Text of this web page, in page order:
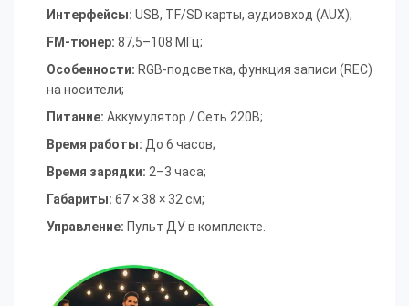
Интерфейсы: USB, TF/SD карты, аудиовход (AUX);
FM-тюнер: 87,5–108 МГц;
Особенности: RGB-подсветка, функция записи (REC)
на носители;
Питание: Аккумулятор / Сеть 220В;
Время работы: До 6 часов;
Время зарядки: 2–3 часа;
Габариты: 67 × 38 × 32 см;
Управление: Пульт ДУ в комплекте.